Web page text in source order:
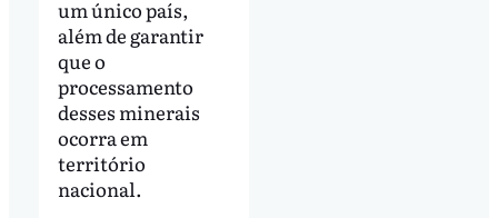
um único país,
além de garantir
que o
processamento
desses minerais
ocorra em
território
nacional.